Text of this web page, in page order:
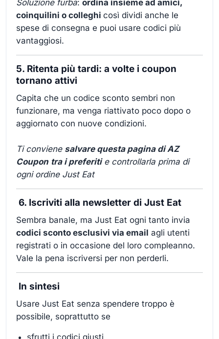
Soluzione furba: ordina insieme ad amici,
coinquilini o colleghi così dividi anche le
spese di consegna e puoi usare codici più
vantaggiosi.
5. Ritenta più tardi: a volte i coupon
tornano attivi
Capita che un codice sconto sembri non
funzionare, ma venga riattivato poco dopo o
aggiornato con nuove condizioni.
Ti conviene salvare questa pagina di AZ
Coupon tra i preferitie controllarla prima di
ogni ordine Just Eat
6. Iscriviti alla newsletter di Just Eat
Sembra banale, ma Just Eat ogni tanto invia
codici sconto esclusivi via email agli utenti
registrati o in occasione del loro compleanno.
Vale la pena iscriversi per non perderli.
In sintesi
Usare Just Eat senza spendere troppo è
possibile, soprattutto se